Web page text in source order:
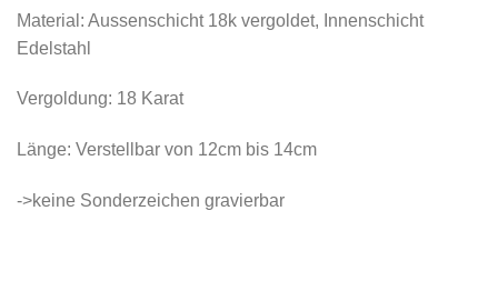
Material: Aussenschicht 18k vergoldet, Innenschicht
Edelstahl
Vergoldung: 18 Karat
Länge: Verstellbar von 12cm bis 14cm
->keine Sonderzeichen gravierbar